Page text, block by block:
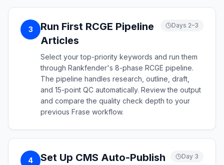
3
Run First RCGE Pipeline
Articles
Days 2–3
Select your top-priority keywords and run them
through Rankfender's 8-phase RCGE pipeline.
The pipeline handles research, outline, draft,
and 15-point QC automatically. Review the output
and compare the quality check depth to your
previous Frase workflow.
4 Set Up CMS Auto-Publish Day 3